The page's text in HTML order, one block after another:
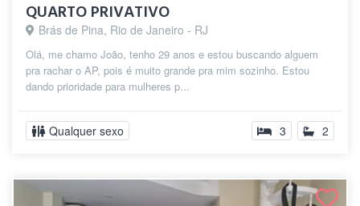
QUARTO PRIVATIVO
Brás de Pina, Rio de Janeiro - RJ
Olá, me chamo João, tenho 29 anos e estou buscando alguem
pra rachar o AP, pois é muito grande pra mim sozinho. Estou
dando prioridade para mulheres p...
Qualquer sexo 3 2